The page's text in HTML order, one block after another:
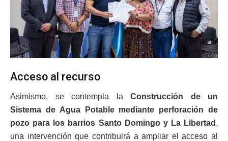
Acceso al recurso
Asimismo, se contempla la Construcción de un
Sistema de Agua Potable mediante perforación de
pozo para los barrios Santo Domingo y La Libertad ,
una intervención que contribuirá a ampliar el acceso al